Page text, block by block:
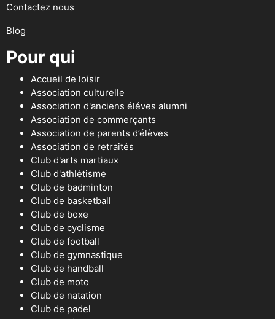
Contactez nous
Blog
Pour qui
Accueil de loisir
Association culturelle
Association d'anciens éléves alumni
Association de commerçants
Association de parents d’élèves
Association de retraités
Club d'arts martiaux
Club d'athlétisme
Club de badminton
Club de basketball
Club de boxe
Club de cyclisme
Club de football
Club de gymnastique
Club de handball
Club de moto
Club de natation
Club de padel